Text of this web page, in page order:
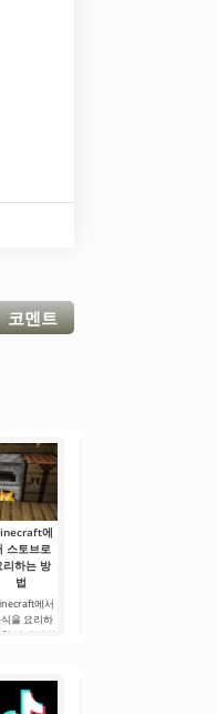
코멘트
에
스토브로
리하는 방
법
에서
을 요리하
가지 방법
나 이 경우,
프파이어에서